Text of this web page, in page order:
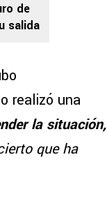
de
salida
realizó una
la situación,
que ha